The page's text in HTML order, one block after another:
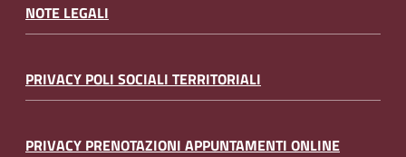
NOTE LEGALI
PRIVACY POLI SOCIALI TERRITORIALI
PRIVACY PRENOTAZIONI APPUNTAMENTI ONLINE